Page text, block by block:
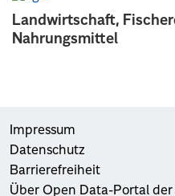
Landwirtschaft,
Nahrungsmittel
Impressum
Datenschutz
Barrierefreiheit
Über Open Data-Portal